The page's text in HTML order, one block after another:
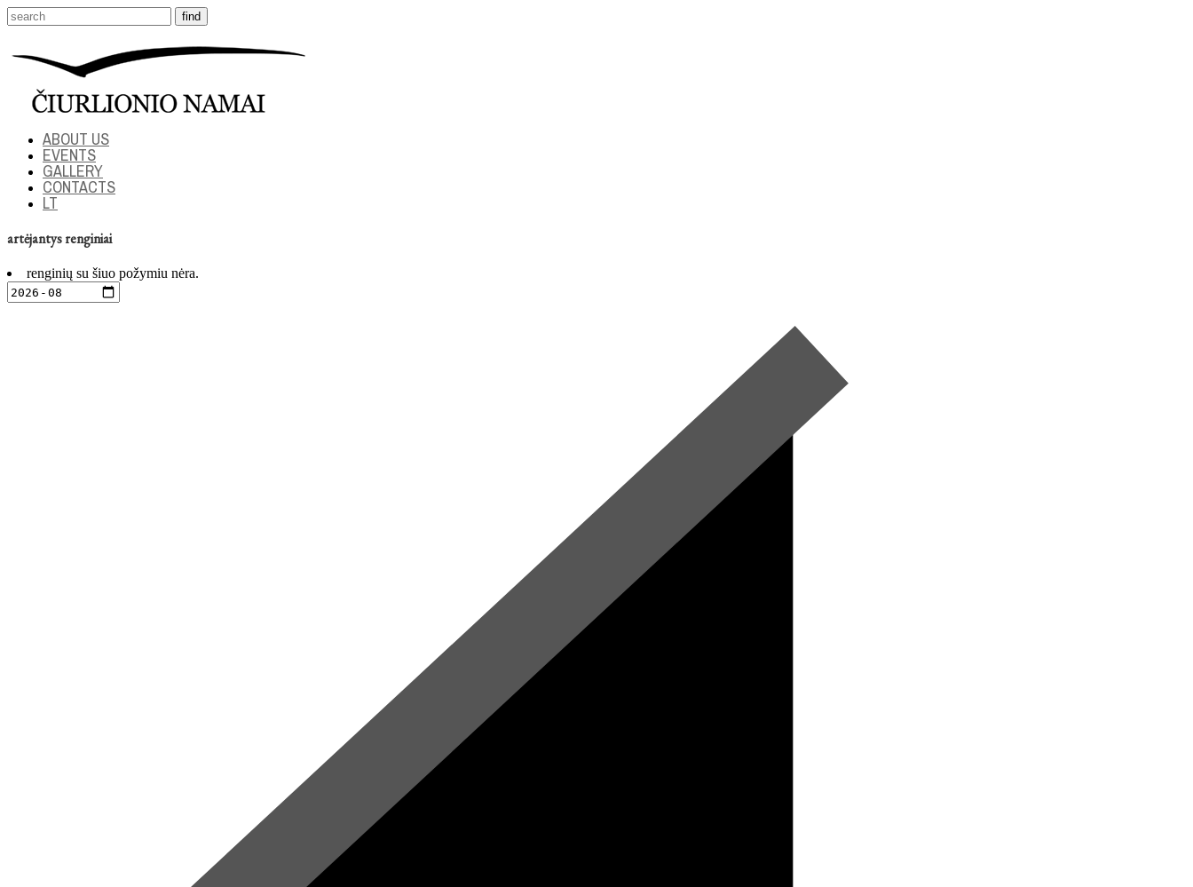
ABOUT US
EVENTS
GALLERY
CONTACTS
LT
artėjantys renginiai
renginių su šiuo požymiu nėra.